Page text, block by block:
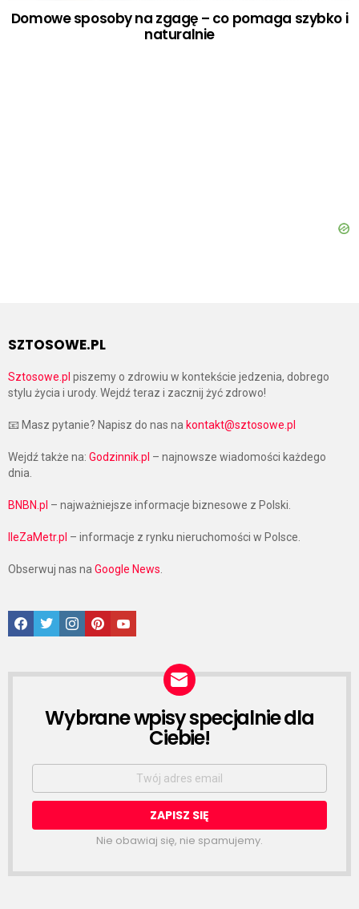
Domowe sposoby na zgagę – co pomaga szybko i
naturalnie
SZTOSOWE.PL
Sztosowe.pl piszemy o zdrowiu w kontekście jedzenia, dobrego
stylu życia i urody. Wejdź teraz i zacznij żyć zdrowo!
📧 Masz pytanie? Napisz do nas na kontakt@sztosowe.pl
Wejdź także na: Godzinnik.pl – najnowsze wiadomości każdego
dnia.
BNBN.pl – najważniejsze informacje biznesowe z Polski.
IleZaMetr.pl – informacje z rynku nieruchomości w Polsce.
Obserwuj nas na Google News
Facebook
TwitterInstagramPinterestGoogle News
NEWSLETTER
Wybrane wpisy specjalnie dla
Ciebie!
Email
Nie obawiaj się, nie spamujemy.